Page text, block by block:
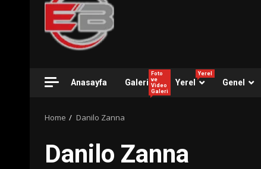
Anasayfa Galeri
Foto
ve
Video
Galeri
Yerel
Yerel
Genel
Home Danilo Zanna
Danilo Zanna